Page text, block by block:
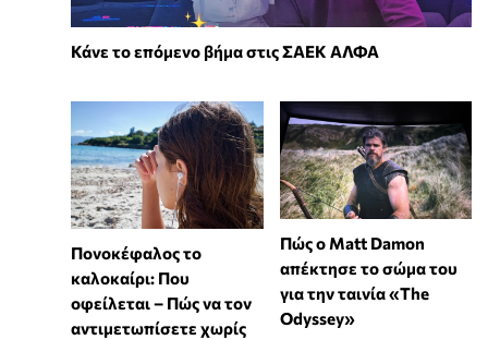
Κάνε το επόμενο βήμα στις ΣΑΕΚ ΑΛΦΑ
Πονοκέφαλος το
καλοκαίρι: Που
οφείλεται – Πώς να τον
αντιμετωπίσετε χωρίς
Πώς ο Matt Damon
απέκτησε το σώμα του
για την ταινία «The
Odyssey»